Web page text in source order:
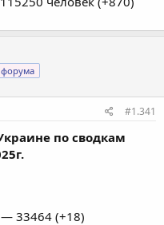
#1.341
по сводкам
33464 (+18)